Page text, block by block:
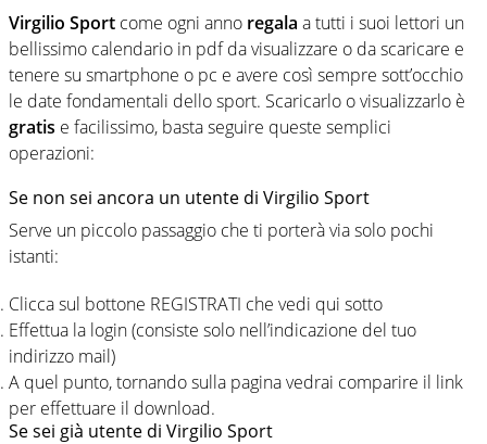
verso la rete, sia nella costruzione dal basso quando
creano contenuti 100% originali ed esclusivi.
Virgilio Sport come ogni anno regala a tutti i suoi lettori un
bellissimo calendario in pdf da visualizzare o da scaricare e
tenere su smartphone o pc e avere così sempre sott’occhio
le date fondamentali dello sport. Scaricarlo o visualizzarlo è
gratis e facilissimo, basta seguire queste semplici
operazioni:
Se non sei ancora un utente di Virgilio Sport
Serve un piccolo passaggio che ti porterà via solo pochi
istanti:
Clicca sul bottone REGISTRATI che vedi qui sotto
Effettua la login (consiste solo nell’indicazione del tuo
indirizzo mail)
A quel punto, tornando sulla pagina vedrai comparire il link
per effettuare il download.
Se sei già utente di Virgilio Sport